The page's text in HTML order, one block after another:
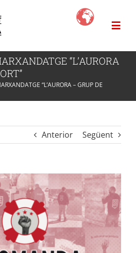
“L’AURORA
“L’AURORA – GRUP DE
Anterior Següent